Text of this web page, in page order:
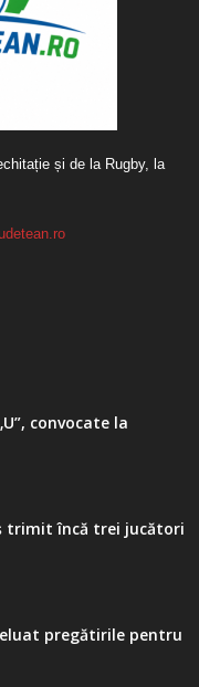
și de la Rugby, la
convocate la
trimit încă trei jucători
pregătirile pentru